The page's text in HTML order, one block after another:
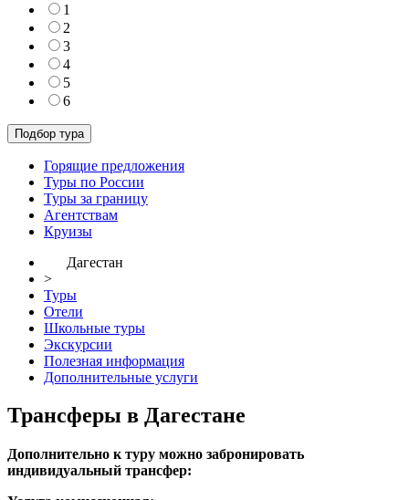
1
2
3
4
5
6
Горящие предложения
Туры по России
Туры за границу
Агентствам
Круизы
Дагестан
>
Туры
Отели
Школьные туры
Экскурсии
Полезная информация
Дополнительные услуги
Трансферы в Дагестане
Дополнительно к туру можно забронировать
индивидуальный трансфер: